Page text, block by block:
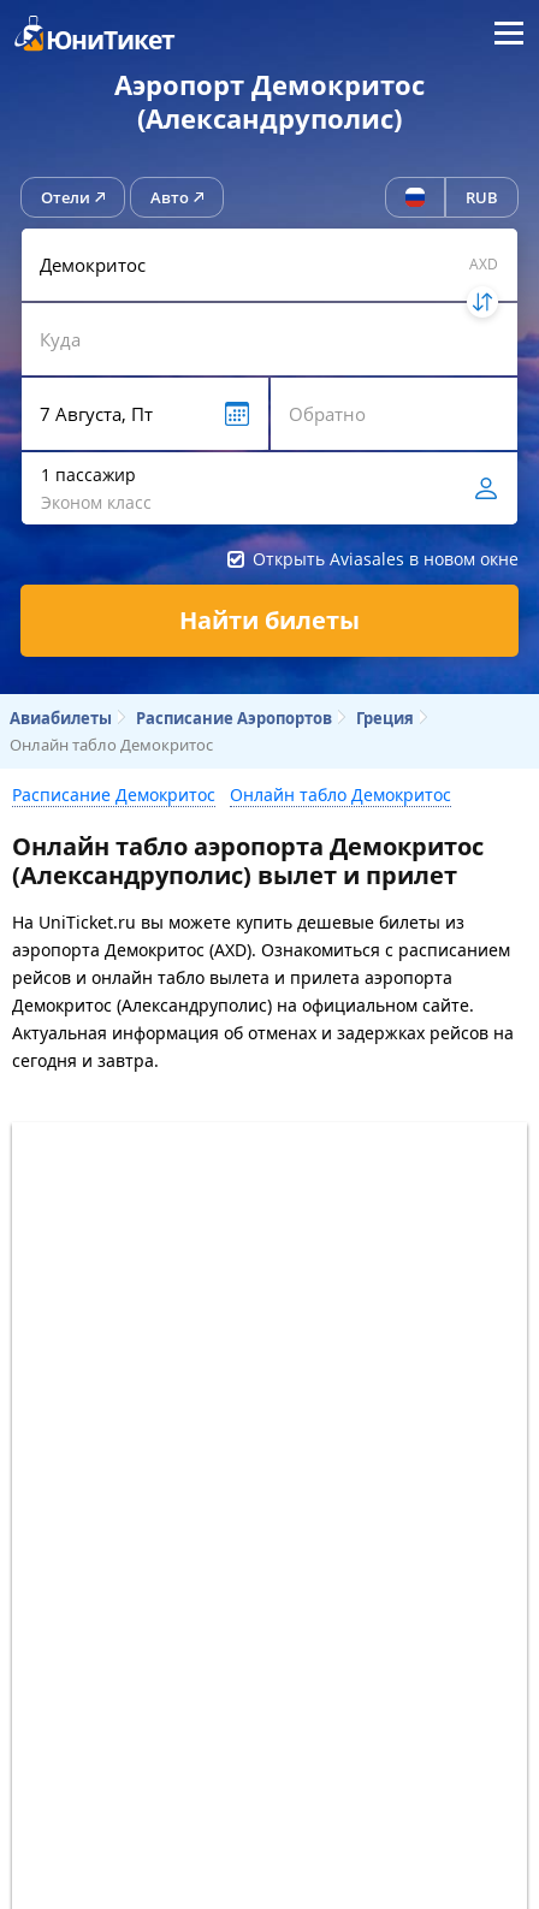
ЮниТикет Меню
Аэропорт Демокритос
(Александруполис)
Отели Авто RUB
AXD
1 пассажир
Эконом класс
Открыть Aviasales в новом окне
Найти билеты
Авиабилеты Расписание Аэропортов
Греция
Онлайн табло Демокритос
Расписание Демокритос Онлайн табло Демокритос
Онлайн табло аэропорта Демокритос
(Александруполис) вылет и прилет
На UniTicket.ru вы можете купить дешевые билеты из
аэропорта Демокритос (AXD). Ознакомиться с расписанием
рейсов и онлайн табло вылета и прилета аэропорта
Демокритос (Александруполис) на официальном сайте.
Актуальная информация об отменах и задержках рейсов на
сегодня и завтра.